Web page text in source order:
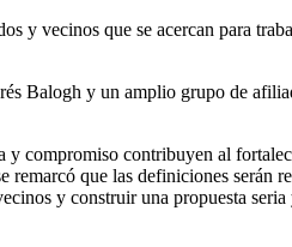
y vecinos que se acercan para
Balogh y un amplio grupo de
compromiso contribuyen al
que las definiciones serán
y construir una propuesta